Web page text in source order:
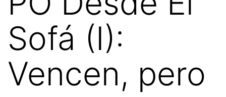
Sofá
Sofá (I):
Vencen, pero